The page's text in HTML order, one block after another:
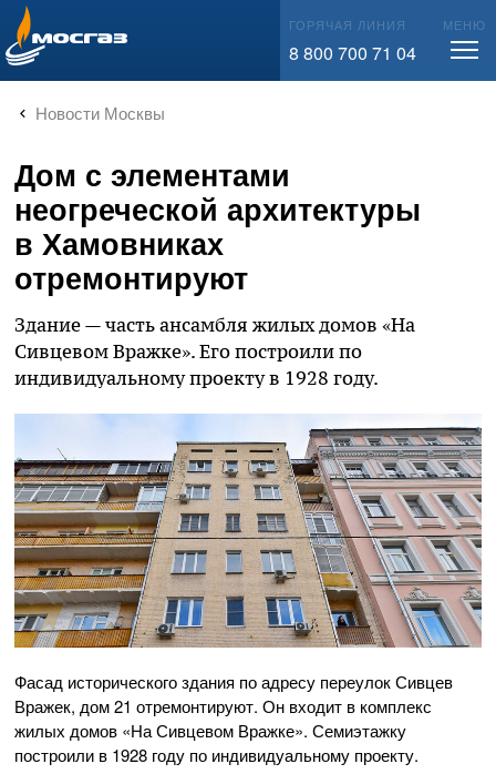
info@mos-gaz.ru ГОРЯЧАЯ ЛИНИЯ
8 800 700 71 04
МЕНЮ
Новости Москвы
Дом с элементами
неогреческой архитектуры
в Хамовниках
отремонтируют
Здание — часть ансамбля жилых домов «На
Сивцевом Вражке». Его построили по
индивидуальному проекту в 1928 году.
Фасад исторического здания по адресу переулок Сивцев
Вражек, дом 21 отремонтируют. Он входит в комплекс
жилых домов «На Сивцевом Вражке». Семиэтажку
построили в 1928 году по индивидуальному проекту.